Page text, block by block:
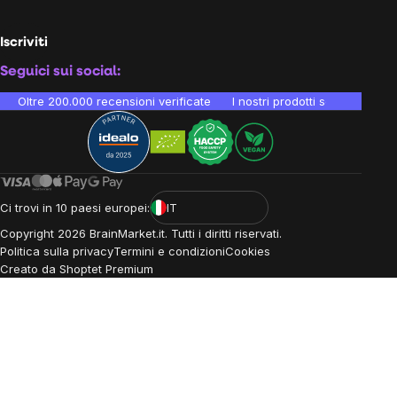
Iscriviti
Seguici sui social:
Oltre 200.000 recensioni verificate I nostri prodotti sono testati
Ci trovi in 10 paesi europei:
IT
Copyright 2026 BrainMarket.it. Tutti i diritti riservati.
Politica sulla privacyTermini e condizioniCookies
Creato da Shoptet Premium